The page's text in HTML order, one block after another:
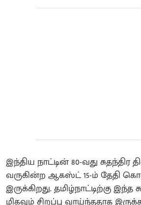
இந்திய நாட்டின் 80-வது சுதந்திர
வருகின்ற ஆகஸ்ட் 15-ம் தேதி
இருக்கிறது. தமிழ்நாட்டிற்கு இந்த